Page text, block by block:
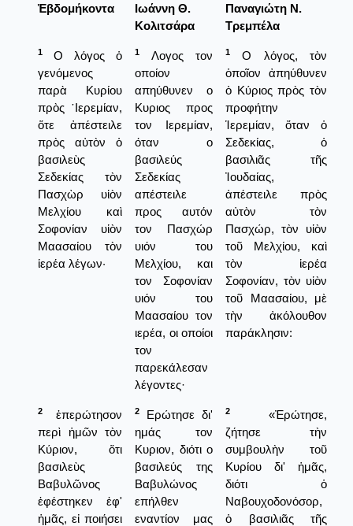
Ἑβδομήκοντα
Ιωάννη Θ.
Κολιτσάρα
Παναγιώτη Ν.
Τρεμπέλα
1
Ο λόγος ὁ
γενόμενος
παρὰ Κυρίου
πρὸς ῾Ιερεμίαν,
ὅτε ἀπέστειλε
πρὸς αὐτὸν ὁ
βασιλεὺς
Σεδεκίας τὸν
Πασχὼρ υἱὸν
Μελχίου καὶ
Σοφονίαν υἱὸν
Μαασαίου τὸν
ἱερέα λέγων·
1
Λογος τον
οποίον
απηύθυνεν ο
Κυριος προς
τον Ιερεμίαν,
όταν ο
βασιλεύς
Σεδεκίας
απέστειλε
προς αυτόν
τον Πασχώρ
υιόν του
Μελχίου, και
τον Σοφονίαν
υιόν του
Μαασαίου τον
ιερέα, οι οποίοι
τον
παρεκάλεσαν
λέγοντες·
1
Ο λόγος, τὸν
ὁποῖον ἀπηύθυνεν
ὁ Κύριος πρὸς τὸν
προφήτην
Ἱερεμίαν, ὅταν ὁ
Σεδεκίας, ὁ
βασιλιᾶς τῆς
Ἰουδαίας,
ἀπέστειλε πρὸς
αὐτὸν τὸν
Πασχώρ, τὸν υἱὸν
τοῦ Μελχίου, καὶ
τὸν ἱερέα
Σοφονίαν, τὸν υἱὸν
τοῦ Μαασαίου, μὲ
τὴν ἀκόλουθον
παράκλησιν:
2
ἐπερώτησον
περὶ ἡμῶν τὸν
Κύριον, ὅτι
βασιλεὺς
Βαβυλῶνος
ἐφέστηκεν ἐφ'
ἡμᾶς, εἰ ποιήσει
2
Ερώτησε δι'
ημάς τον
Κυριον, διότι ο
βασιλεύς της
Βαβυλώνος
επήλθεν
εναντίον μας
2
«Ἐρώτησε,
ζήτησε τὴν
συμβουλὴν τοῦ
Κυρίου δι' ἡμᾶς,
διότι ὁ
Ναβουχοδονόσορ,
ὁ βασιλιᾶς τῆς